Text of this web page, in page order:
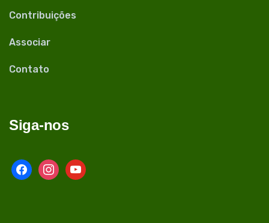
Contribuições
Associar
Contato
Siga-nos
facebookinstagram
youtube